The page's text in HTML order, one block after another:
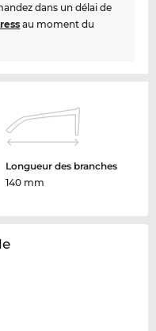
dans un délai de
au moment du
Longueur des branches
140 mm